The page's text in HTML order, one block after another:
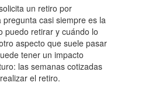
un retiro por
casi siempre es la
puedo retirar y cuándo lo
aspecto que suele pasar
tener un impacto
las semanas cotizadas
el retiro.